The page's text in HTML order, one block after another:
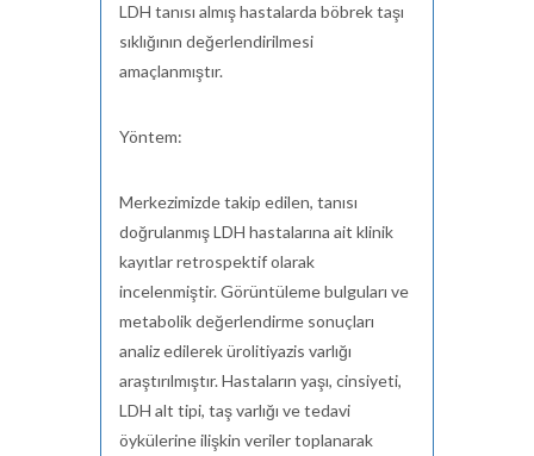
LDH tanısı almış hastalarda böbrek taşı
sıklığının değerlendirilmesi
amaçlanmıştır.
Yöntem:
Merkezimizde takip edilen, tanısı
doğrulanmış LDH hastalarına ait klinik
kayıtlar retrospektif olarak
incelenmiştir. Görüntüleme bulguları ve
metabolik değerlendirme sonuçları
analiz edilerek ürolitiyazis varlığı
araştırılmıştır. Hastaların yaşı, cinsiyeti,
LDH alt tipi, taş varlığı ve tedavi
öykülerine ilişkin veriler toplanarak